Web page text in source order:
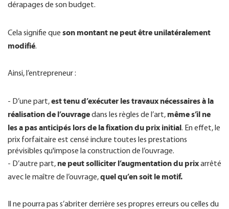
dérapages de son budget.
Cela signifie que son montant ne peut être unilatéralement
modifié.
Ainsi, l’entrepreneur :
- D’une part,est tenu d’exécuter les travaux nécessaires à la
réalisation de l’ouvragedans les règles de l’art, même s’il ne
les a pas anticipés lors de la fixation du prix initial. En effet, le
prix forfaitaire est censé inclure toutes les prestations
prévisibles qu'impose la construction de l’ouvrage.
- D’autre part, ne peut solliciter l’augmentation du prixarrêté
avec le maître de l’ouvrage,quel qu’en soit le motif.
Il ne pourra pas s’abriter derrière ses propres erreurs ou celles du